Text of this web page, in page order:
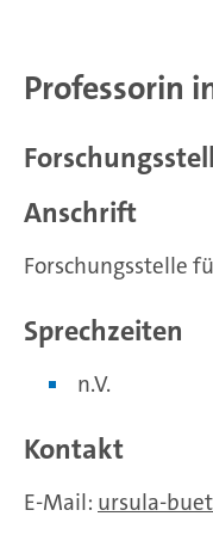
Professorin
Anschrift
Forschungsstelle
Sprechzeiten
n.V.
Kontakt
E-Mail: ursula-